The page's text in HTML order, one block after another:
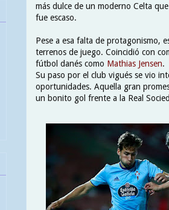
más dulce de un moderno Celta
fue escaso.
Pese a esa falta de protagonismo,
terrenos de juego. Coincidió con
fútbol danés como Mathias Jensen.
Su paso por el club vigués se vio
oportunidades. Aquella gran
un bonito gol frente a la Real